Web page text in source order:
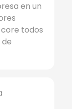
en un
todos